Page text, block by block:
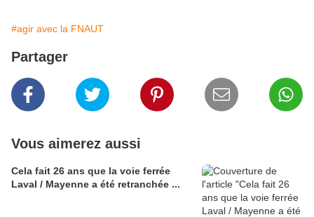
#agir avec la FNAUT
Partager
Vous aimerez aussi
Cela fait 26 ans que la voie ferrée
Laval / Mayenne a été retranchée ...